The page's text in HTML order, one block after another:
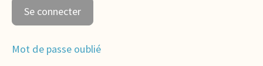
Mot de passe oublié